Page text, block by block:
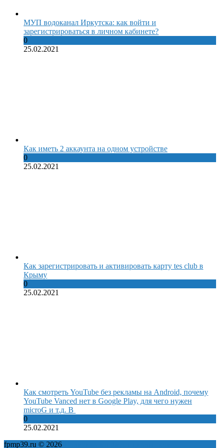
МУП водоканал Иркутска: как войти и
зарегистрироваться в личном кабинете?
0
25.02.2021
Как иметь 2 аккаунта на одном устройстве
0
25.02.2021
Как зарегистрировать и активировать карту tes club в
Крыму
0
25.02.2021
Как смотреть YouTube без рекламы на Android, почему
YouTube Vanced нет в Google Play, для чего нужен
microG и т.д. В
0
25.02.2021
fpmp39.ru © 2026